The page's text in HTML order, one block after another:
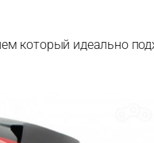
который идеально